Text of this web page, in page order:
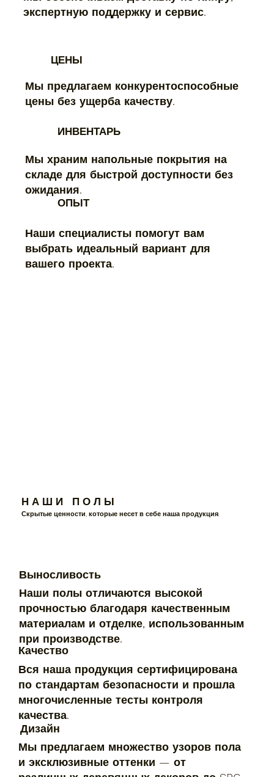
экспертную поддержку и сервис.
ОПЫТ
Наши специалисты помогут вам
выбрать идеальный вариант для
вашего проекта.
ЦЕНЫ
Мы предлагаем конкурентоспособные
цены без ущерба качеству.
ИНВЕНТАРЬ
Мы храним напольные покрытия на
складе для быстрой доступности без
ожидания.
Н А Ш И П О Л Ы
Скрытые ценности, которые несет в себе наша продукция.
Выносливость
Наши полы отличаются высокой
прочностью благодаря качественным
материалам и отделке, использованным
при производстве.
Качество
Вся наша продукция сертифицирована
по стандартам безопасности и прошла
многочисленные тесты контроля
качества.
Дизайн
Мы предлагаем множество узоров пола
и эксклюзивные оттенки — от